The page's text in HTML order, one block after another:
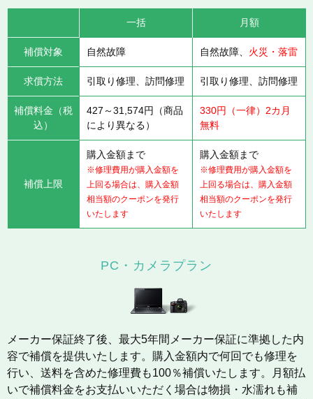
一括 月額
補償対象 自然故障 自然故障、 火災・落雷
求償方法 引取り修理、訪問修理 引取り修理、訪問修理
補償料金（税
込）
427～31,574円（商品
により異なる）
330円（一律）2カ月
無料
補償上限
購入金額まで
※修理費用が購入金額を
上回る場合は、購入金額
相当額のクーポンを発行
いたします
購入金額まで
※修理費用が購入金額を
上回る場合は、購入金額
相当額のクーポンを発行
いたします
PC・カメラプラン
メーカー保証終了後、最大5年間メーカー保証に準拠した内
容で補償を提供いたします。購入金額内で何回でも修理を
行い、送料を含めた修理費も100％補償いたします。月額払
いで補償料金をお支払いいただく場合は物損・水濡れも補